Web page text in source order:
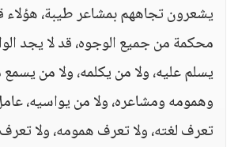
يشعرون تجاههم بمشاعر طيبة،
محكمة من جميع الوجوه، قد لا يجد
يسلم عليه، ولا من يكلمه، ولا من يسمع
وهمومه ومشاعره، ولا من يواسيه،
تعرف لغته، ولا تعرف همومه، ولا تعرف